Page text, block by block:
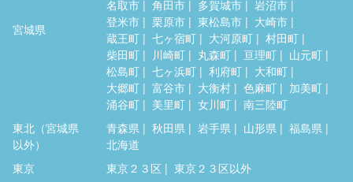
宮城県
名取市
角田市 多賀城市
岩沼市
登米市
栗原市 東松島市
大崎市
蔵王町
七ヶ宿町 大河原町
村田町
柴田町
川崎町 丸森町 亘理町
山元町
松島町
七ヶ浜町 利府町
大和町
大郷町
富谷市 大衡村 色麻町
加美町
涌谷町
美里町 女川町
南三陸町
東北（宮城県
以外）
青森県 秋田県 岩手県 山形県
福島県
北海道
東京
東京２３区 東京２３区以外